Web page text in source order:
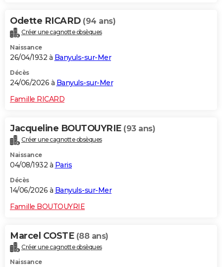
Odette RICARD (94 ans)
Créer une cagnotte obsèques
Naissance
26/04/1932 à Banyuls-sur-Mer
Décès
24/06/2026 à Banyuls-sur-Mer
Famille RICARD
Jacqueline BOUTOUYRIE (93 ans)
Créer une cagnotte obsèques
Naissance
04/08/1932 à Paris
Décès
14/06/2026 à Banyuls-sur-Mer
Famille BOUTOUYRIE
Marcel COSTE (88 ans)
Créer une cagnotte obsèques
Naissance